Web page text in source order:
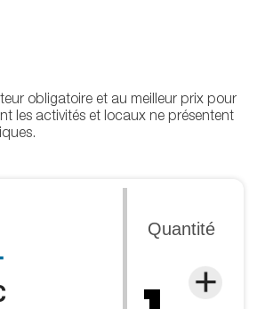
Quantité
obligatoire et au meilleur prix pour
les activités et locaux ne présentent